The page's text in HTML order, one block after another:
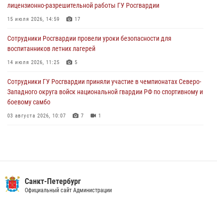
В Санкт-Петербурге при содействии СОБР Росгвардии задержаны
подозреваемые в мошеннических действиях
Сотрудники ГУ Росгвардии приняли участие в чемпионатах Северо-
Западного округа войск национальной гвардии РФ по спортивному и
03 августа 2026, 10:07 7 1
лицензионно-разрешительной работы ГУ Росгвардии
15 июля 2026, 14:59 17
Сотрудники Росгвардии провели уроки безопасности для
воспитанников летних лагерей
14 июля 2026, 11:25 5
Сотрудники ГУ Росгвардии приняли участие в чемпионатах Северо-
Западного округа войск национальной гвардии РФ по спортивному и
боевому самбо
03 августа 2026, 10:07 7 1
В Красногвардейском районе росгвардейцы задержали хулигана,
угрожавшего мужчине пневматическим пистолетом
Санкт-Петербург
Официальный сайт Администрации